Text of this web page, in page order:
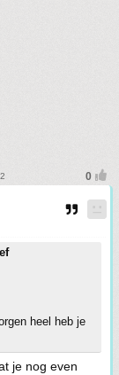
heel heb je
je nog even